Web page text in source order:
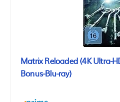
Matrix Reloaded (4K Ultra-
Bonus-Blu-ray)